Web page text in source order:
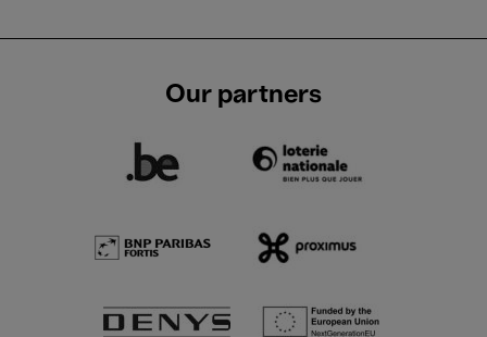
Our partners